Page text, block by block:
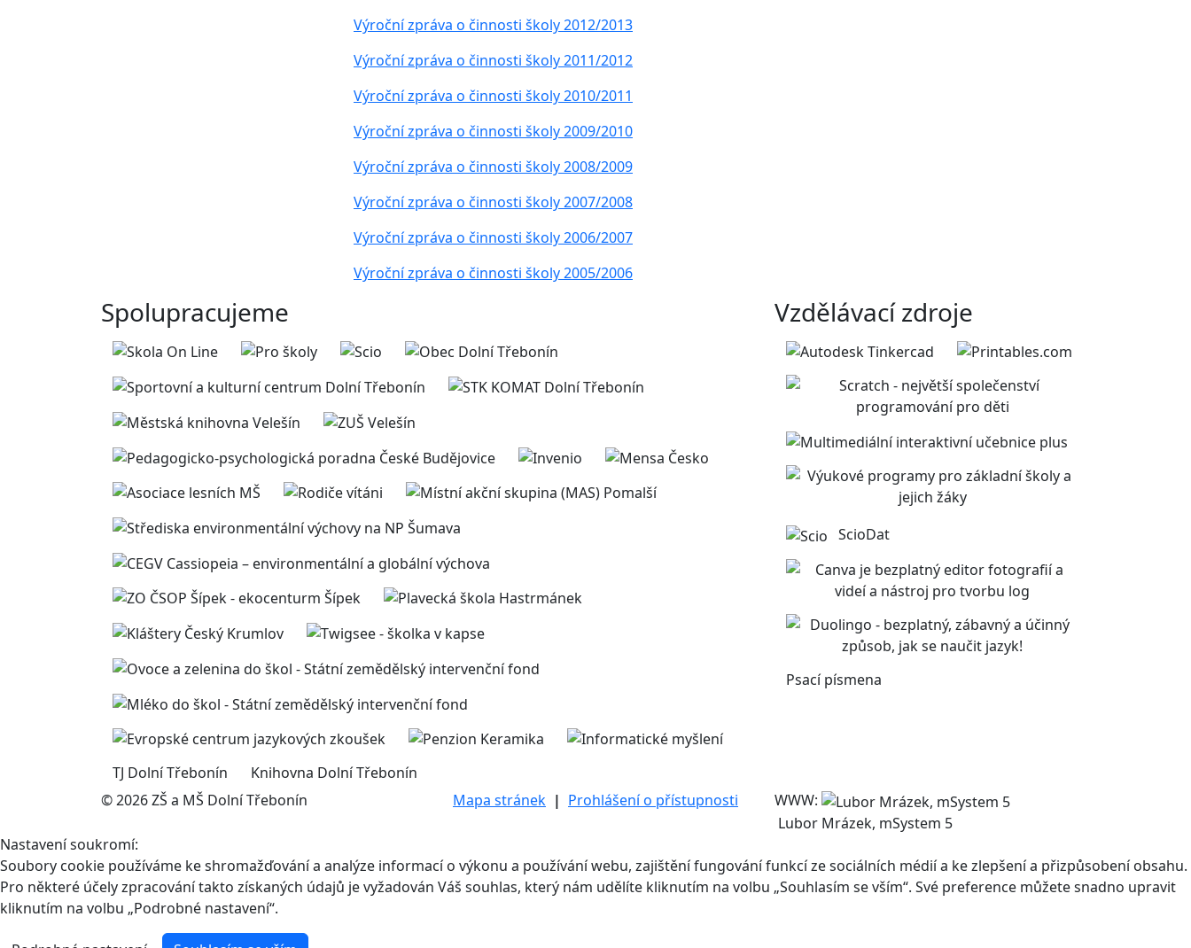
Výroční zpráva o činnosti školy 2012/2013
Výroční zpráva o činnosti školy 2011/2012
Výroční zpráva o činnosti školy 2010/2011
Výroční zpráva o činnosti školy 2009/2010
Výroční zpráva o činnosti školy 2008/2009
Výroční zpráva o činnosti školy 2007/2008
Výroční zpráva o činnosti školy 2006/2007
Výroční zpráva o činnosti školy 2005/2006
Spolupracujeme
TJ Dolní Třebonín Knihovna Dolní Třebonín
Vzdělávací zdroje
ScioDat
Psací písmena
Mapa stránek | Prohlášení o přístupnosti
© 2026 ZŠ a MŠ Dolní Třebonín
WWW:
Lubor Mrázek, mSystem 5
Nastavení soukromí:
Soubory cookie používáme ke shromažďování a analýze informací o výkonu a používání webu, zajištění fungování funkcí ze sociálních médií a ke zlepšení a přizpůsobení obsahu.
Pro některé účely zpracování takto získaných údajů je vyžadován Váš souhlas, který nám udělíte kliknutím na volbu „Souhlasím se vším“. Své preference můžete snadno upravit
kliknutím na volbu „Podrobné nastavení“.